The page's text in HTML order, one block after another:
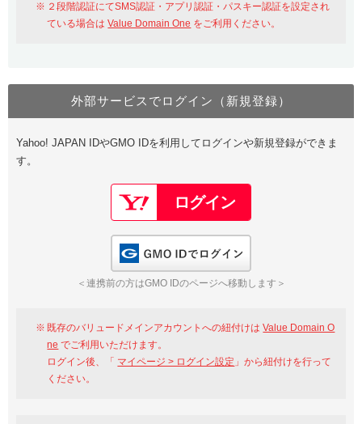
おすすめ One レンタルサーバーを含む最新の機能を使う方
Value Domain Oneにログイン
Google
GMO ID Amazon
※AmazonはValue Domain Oneのログイン画面へ遷移します
Value Domain Oneアカウント作成
以下でも登録可能
Google Yahoo!
GMO ID
２段階認証にてSMS認証・アプリ認証・パスキー認証を設定され
ている場合はValue Domain One をご利用ください。
外部サービスでログイン（新規登録）
Yahoo! JAPAN IDやGMO IDを利用してログインや新規登録ができま
す。
＜連携前の方はGMO IDのページへ移動します＞
既存のバリュードメインアカウントへの紐付けはValue Domain O
ne でご利用いただけます。
ログイン後、「 マイページ > ログイン設定 」から紐付けを行って
ください。